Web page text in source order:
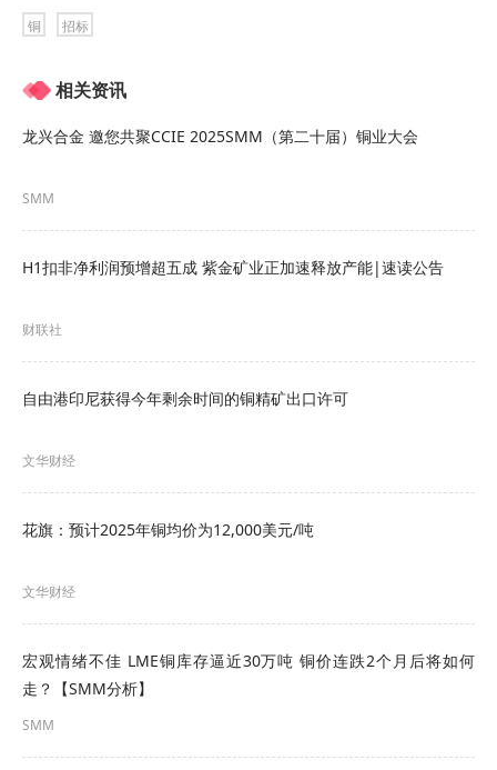
3.5 本次采购要求投标人须具备如下能力要求、财务
要求和其他要求：
财务要求：投标人注册资金不低于2000万元。
其他要求：1. 投标人应该按照招标文件（正文）要
求规范填写投标函。 2.中标厂家按照技术要求和图
3.6 本次采购要求依法必须进行招标的项目，失信被
4. 采购文件的获取
00分至2025年08月28日13时00分(北京时间，下
同)，登录鞍钢智慧招投标平台
http://bid.ansteel.cn下载电子采购文件。
点击查看招标详情：
采购公告
铜 招标
相关资讯
龙兴合金 邀您共聚CCIE 2025SMM（第二十届）铜业大会
SMM
H1扣非净利润预增超五成 紫金矿业正加速释放产能|速读公告
财联社
自由港印尼获得今年剩余时间的铜精矿出口许可
文华财经
花旗：预计2025年铜均价为12,000美元/吨
文华财经
宏观情绪不佳 LME铜库存逼近30万吨 铜价连跌2个月后将如何
走？【SMM分析】
SMM